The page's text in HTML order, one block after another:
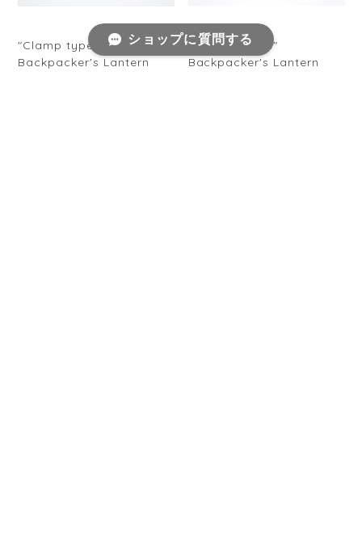
"Clamp type"
Backpacker's Lantern
"Adapter type"
Backpacker's Lantern
ショップに質問する